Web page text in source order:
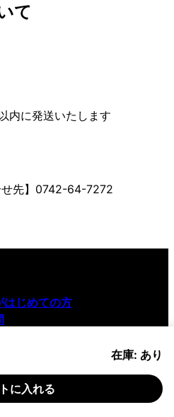
在庫: あり
に入れる
て
内に発送いたします
せ先】0742-64-7272
はじめての方
シー
RIGHTS RESERVED.